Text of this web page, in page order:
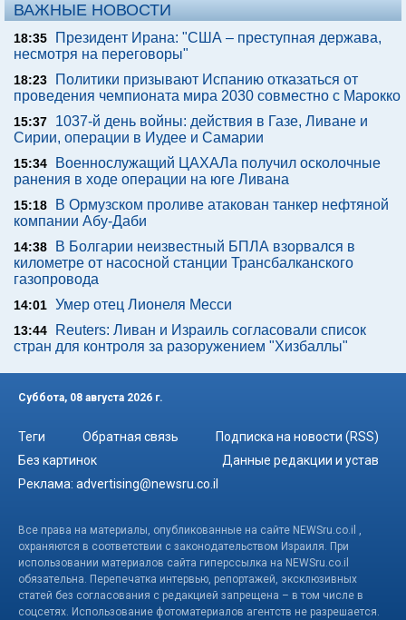
ВАЖНЫЕ НОВОСТИ
18:35
Президент Ирана: "США – преступная держава,
несмотря на переговоры"
18:23
Политики призывают Испанию отказаться от
проведения чемпионата мира 2030 совместно с Марокко
15:37
1037-й день войны: действия в Газе, Ливане и
Сирии, операции в Иудее и Самарии
15:34
Военнослужащий ЦАХАЛа получил осколочные
ранения в ходе операции на юге Ливана
15:18
В Ормузском проливе атакован танкер нефтяной
компании Абу-Даби
14:38
В Болгарии неизвестный БПЛА взорвался в
километре от насосной станции Трансбалканского
газопровода
14:01 Умер отец Лионеля Месси
13:44
Reuters: Ливан и Израиль согласовали список
стран для контроля за разоружением "Хизбаллы"
Суббота, 08 августа 2026 г.
Теги Обратная связь
Подписка на новости (RSS)
Без картинок
Данные редакции и устав
Реклама: advertising@newsru.co.il
Все права на материалы, опубликованные на сайте NEWSru.co.il ,
охраняются в соответствии с законодательством Израиля. При
использовании материалов сайта гиперссылка на NEWSru.co.il
обязательна. Перепечатка интервью, репортажей, эксклюзивных
статей без согласования с редакцией запрещена – в том числе в
соцсетях. Использование фотоматериалов агентств не разрешается.